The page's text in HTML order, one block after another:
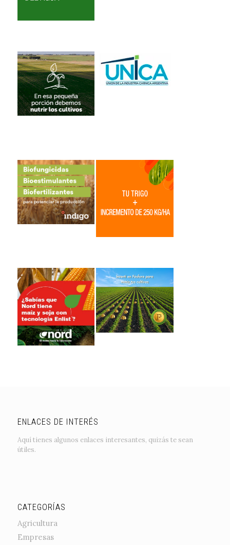
ENLACES DE INTERÉS
Aquí tienes algunos enlaces interesantes, quizás te sean
útiles.
CATEGORÍAS
Agricultura
Empresas